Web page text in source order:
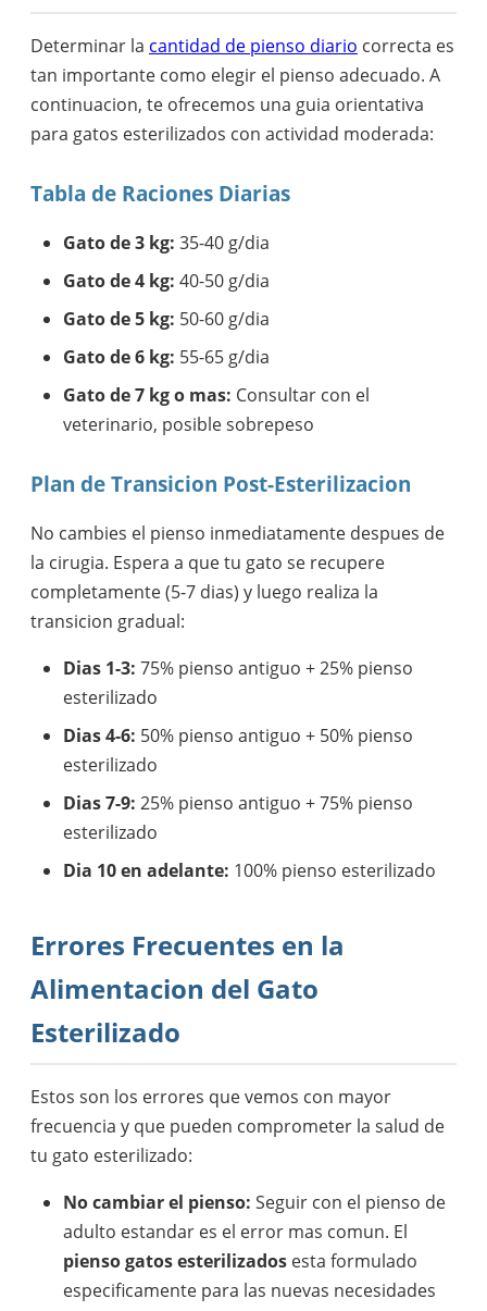
Determinar la cantidad de pienso diario correcta es
tan importante como elegir el pienso adecuado. A
continuacion, te ofrecemos una guia orientativa
para gatos esterilizados con actividad moderada:
Tabla de Raciones Diarias
Gato de 3 kg: 35-40 g/dia
Gato de 4 kg: 40-50 g/dia
Gato de 5 kg: 50-60 g/dia
Gato de 6 kg: 55-65 g/dia
Gato de 7 kg o mas: Consultar con el
veterinario, posible sobrepeso
Plan de Transicion Post-Esterilizacion
No cambies el pienso inmediatamente despues de
la cirugia. Espera a que tu gato se recupere
completamente (5-7 dias) y luego realiza la
transicion gradual:
Dias 1-3: 75% pienso antiguo + 25% pienso
esterilizado
Dias 4-6: 50% pienso antiguo + 50% pienso
esterilizado
Dias 7-9: 25% pienso antiguo + 75% pienso
esterilizado
Dia 10 en adelante: 100% pienso esterilizado
Errores Frecuentes en la
Alimentacion del Gato
Esterilizado
Estos son los errores que vemos con mayor
frecuencia y que pueden comprometer la salud de
tu gato esterilizado:
No cambiar el pienso: Seguir con el pienso de
adulto estandar es el error mas comun. El
pienso gatos esterilizados esta formulado
especificamente para las nuevas necesidades